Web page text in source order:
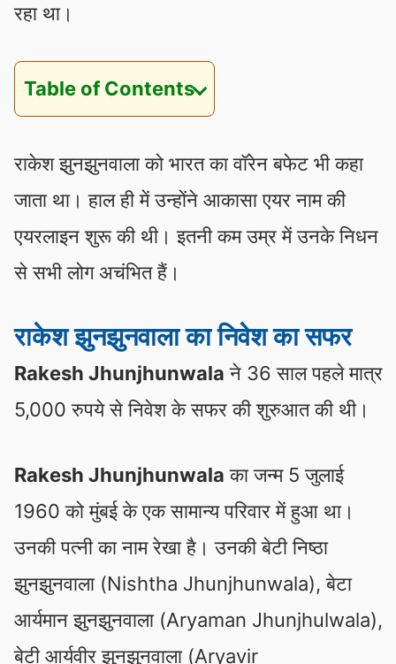
रहा था।
Table of Contents
राकेश झुनझुनवाला को भारत का वॉरेन बफेट भी कहा
जाता था। हाल ही में उन्होंने आकासा एयर नाम की
एयरलाइन शुरू की थी। इतनी कम उम्र में उनके निधन
से सभी लोग अचंभित हैं।
राकेश झुनझुनवाला का निवेश का सफर
Rakesh Jhunjhunwala ने 36 साल पहले मात्र
5,000 रुपये से निवेश के सफर की शुरुआत की थी।
Rakesh Jhunjhunwala का जन्म 5 जुलाई
1960 को मुंबई के एक सामान्य परिवार में हुआ था।
उनकी पत्‍नी का नाम रेखा है। उनकी बेटी निष्ठा
झुनझुनवाला (Nishtha Jhunjhunwala), बेटा
आर्यमान झुनझुनवाला (Aryaman Jhunjhulwala),
बेटी आर्यवीर झुनझुनवाला (Aryavir